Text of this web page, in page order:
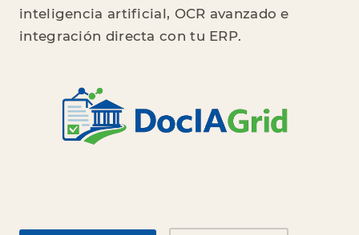
inteligencia artificial, OCR avanzado e
integración directa con tu ERP.